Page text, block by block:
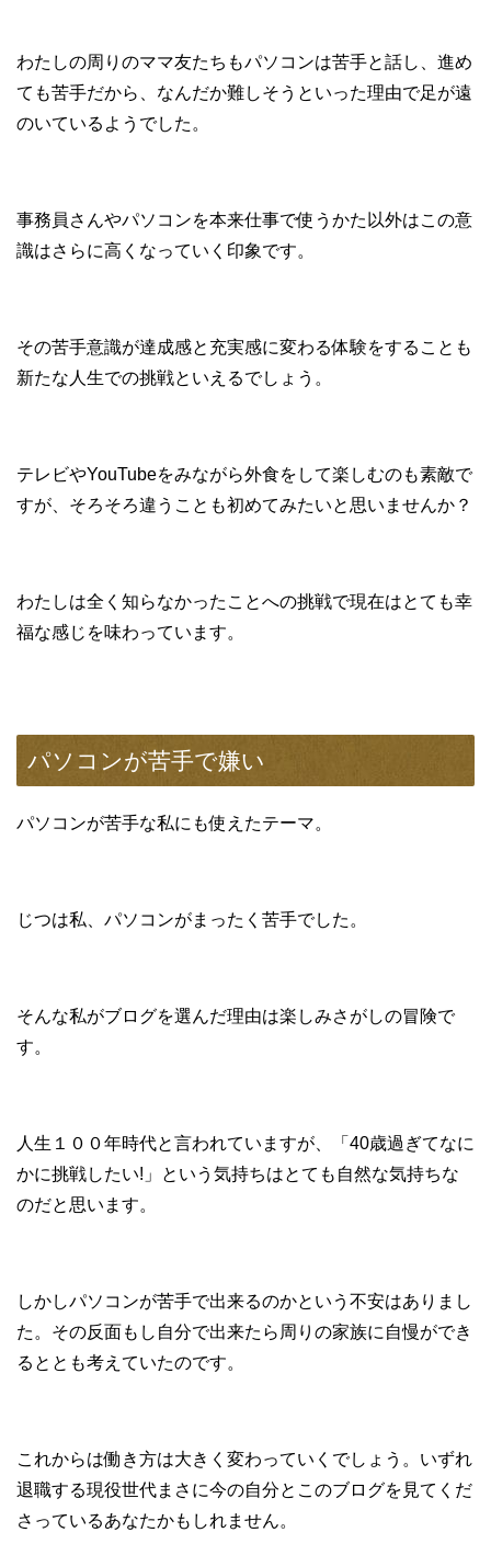
わたしの周りのママ友たちもパソコンは苦手と話し、進め
ても苦手だから、なんだか難しそうといった理由で足が遠
のいているようでした。
事務員さんやパソコンを本来仕事で使うかた以外はこの意
識はさらに高くなっていく印象です。
その苦手意識が達成感と充実感に変わる体験をすることも
新たな人生での挑戦といえるでしょう。
テレビやYouTubeをみながら外食をして楽しむのも素敵で
すが、そろそろ違うことも初めてみたいと思いませんか？
わたしは全く知らなかったことへの挑戦で現在はとても幸
福な感じを味わっています。
パソコンが苦手で嫌い
パソコンが苦手な私にも使えたテーマ。
じつは私、パソコンがまったく苦手でした。
そんな私がブログを選んだ理由は楽しみさがしの冒険で
す。
人生１００年時代と言われていますが、「40歳過ぎてなに
かに挑戦したい!」という気持ちはとても自然な気持ちな
のだと思います。
しかしパソコンが苦手で出来るのかという不安はありまし
た。その反面もし自分で出来たら周りの家族に自慢ができ
るととも考えていたのです。
これからは働き方は大きく変わっていくでしょう。いずれ
退職する現役世代まさに今の自分とこのブログを見てくだ
さっているあなたかもしれません。